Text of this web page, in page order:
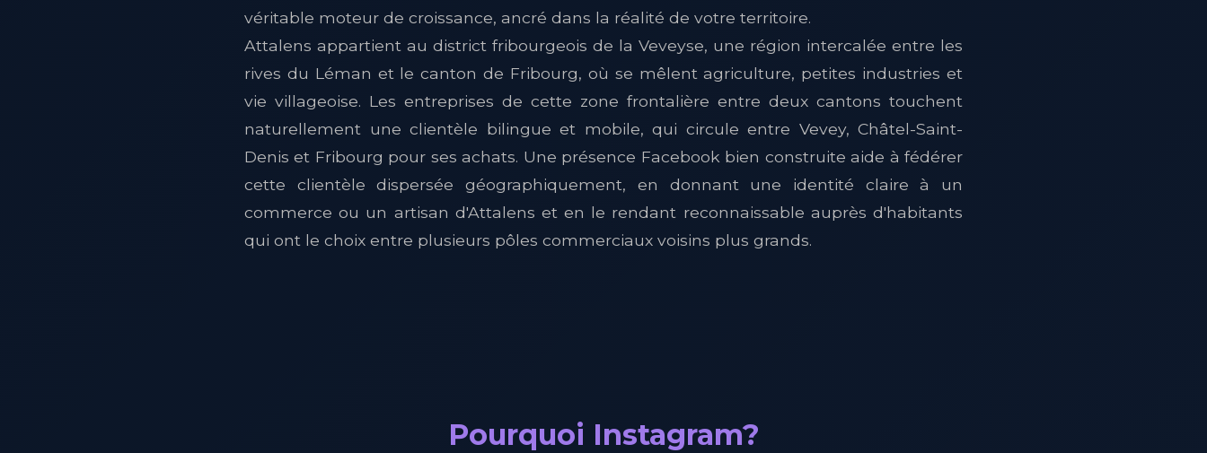
véritable moteur de croissance, ancré dans la réalité de votre territoire.
Attalens appartient au district fribourgeois de la Veveyse, une région intercalée entre les
rives du Léman et le canton de Fribourg, où se mêlent agriculture, petites industries et
vie villageoise. Les entreprises de cette zone frontalière entre deux cantons touchent
naturellement une clientèle bilingue et mobile, qui circule entre Vevey, Châtel-Saint-
Denis et Fribourg pour ses achats. Une présence Facebook bien construite aide à fédérer
cette clientèle dispersée géographiquement, en donnant une identité claire à un
commerce ou un artisan d'Attalens et en le rendant reconnaissable auprès d'habitants
qui ont le choix entre plusieurs pôles commerciaux voisins plus grands.
Pourquoi Instagram?